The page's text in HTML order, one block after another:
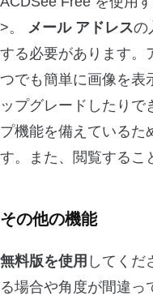
>。 メール アドレスの
する必要があります。
つでも簡単に画像を表
ップグレードしたりで
プ機能を備えているた
す。また、閲覧するこ
その他の機能
無料版を使用 してくだ
る場合や角度が間違っ